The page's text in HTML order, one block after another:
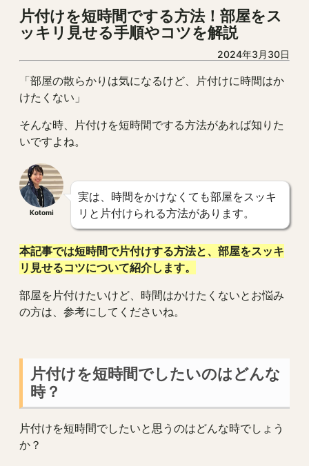
片付けを短時間でする方法！部屋をス
ッキリ見せる手順やコツを解説
2024年3月30日
「部屋の散らかりは気になるけど、片付けに時間はか
けたくない」
そんな時、片付けを短時間でする方法があれば知りた
いですよね。
Kotomi
実は、時間をかけなくても部屋をスッキ
リと片付けられる方法があります。
本記事では短時間で片付けする方法と、部屋をスッキ
リ見せるコツについて紹介します。
部屋を片付けたいけど、時間はかけたくないとお悩み
の方は、参考にしてくださいね。
片付けを短時間でしたいのはどんな
時？
片付けを短時間でしたいと思うのはどんな時でしょう
か？